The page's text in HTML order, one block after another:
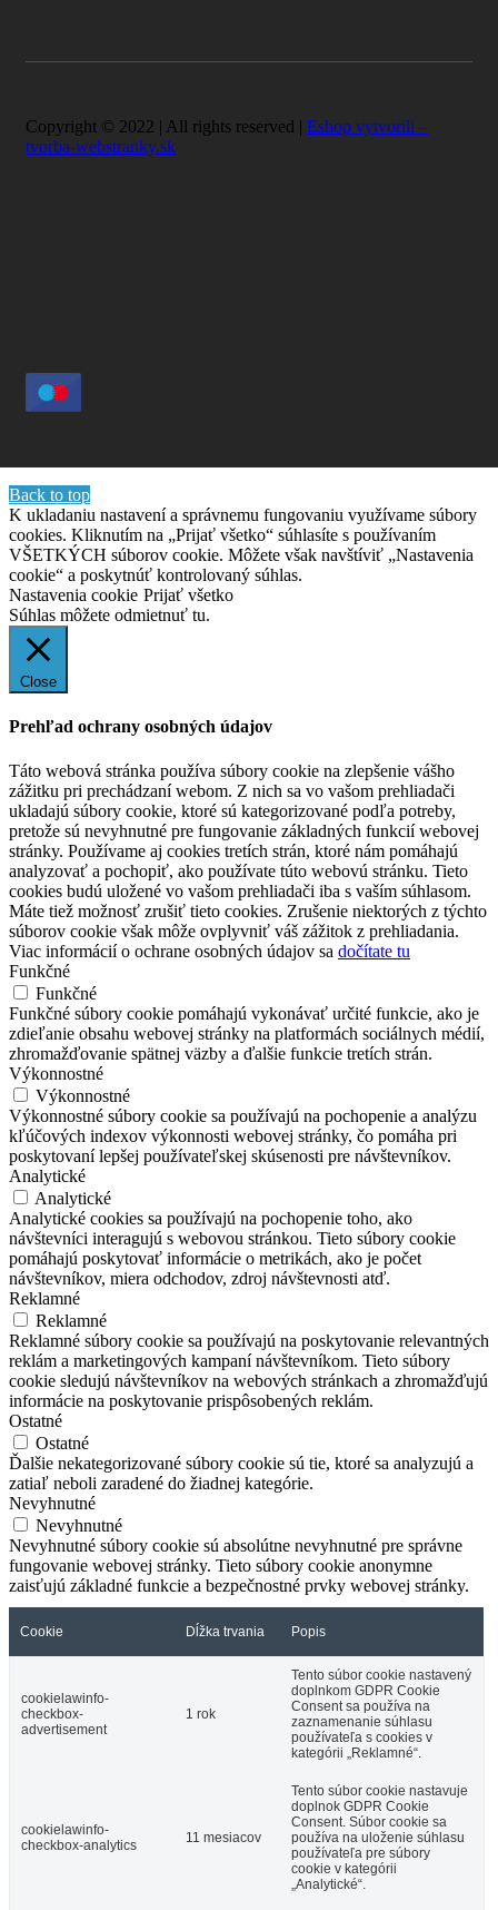
Copyright © 2022 | All rights reserved | Eshop vytvorili –
tvorba-webstranky.sk
Back to top
K ukladaniu nastavení a správnemu fungovaniu využívame súbory
cookies. Kliknutím na „Prijať všetko“ súhlasíte s používaním
VŠETKÝCH súborov cookie. Môžete však navštíviť „Nastavenia
cookie“ a poskytnúť kontrolovaný súhlas.
Nastavenia cookie Prijať všetko
Súhlas môžete odmietnuť tu.
Close
Prehľad ochrany osobných údajov
Táto webová stránka používa súbory cookie na zlepšenie vášho
zážitku pri prechádzaní webom. Z nich sa vo vašom prehliadači
ukladajú súbory cookie, ktoré sú kategorizované podľa potreby,
pretože sú nevyhnutné pre fungovanie základných funkcií webovej
stránky. Používame aj cookies tretích strán, ktoré nám pomáhajú
analyzovať a pochopiť, ako používate túto webovú stránku. Tieto
cookies budú uložené vo vašom prehliadači iba s vaším súhlasom.
Máte tiež možnosť zrušiť tieto cookies. Zrušenie niektorých z týchto
súborov cookie však môže ovplyvniť váš zážitok z prehliadania.
Viac informácií o ochrane osobných údajov sa dočítate tu
Funkčné
Funkčné
Funkčné súbory cookie pomáhajú vykonávať určité funkcie, ako je
zdieľanie obsahu webovej stránky na platformách sociálnych médií,
zhromažďovanie spätnej väzby a ďalšie funkcie tretích strán.
Výkonnostné
Výkonnostné
Výkonnostné súbory cookie sa používajú na pochopenie a analýzu
kľúčových indexov výkonnosti webovej stránky, čo pomáha pri
poskytovaní lepšej používateľskej skúsenosti pre návštevníkov.
Analytické
Analytické
Analytické cookies sa používajú na pochopenie toho, ako
návštevníci interagujú s webovou stránkou. Tieto súbory cookie
pomáhajú poskytovať informácie o metrikách, ako je počet
návštevníkov, miera odchodov, zdroj návštevnosti atď.
Reklamné
Reklamné
Reklamné súbory cookie sa používajú na poskytovanie relevantných
reklám a marketingových kampaní návštevníkom. Tieto súbory
cookie sledujú návštevníkov na webových stránkach a zhromažďujú
informácie na poskytovanie prispôsobených reklám.
Ostatné
Ostatné
Ďalšie nekategorizované súbory cookie sú tie, ktoré sa analyzujú a
zatiaľ neboli zaradené do žiadnej kategórie.
Nevyhnutné
Nevyhnutné
Nevyhnutné súbory cookie sú absolútne nevyhnutné pre správne
fungovanie webovej stránky. Tieto súbory cookie anonymne
zaisťujú základné funkcie a bezpečnostné prvky webovej stránky.
Cookie Dĺžka trvania Popis
cookielawinfo-
checkbox-
advertisement
1 rok
Tento súbor cookie nastavený
doplnkom GDPR Cookie
Consent sa používa na
zaznamenanie súhlasu
používateľa s cookies v
kategórii „Reklamné“.
cookielawinfo-
checkbox-analytics
11 mesiacov
Tento súbor cookie nastavuje
doplnok GDPR Cookie
Consent. Súbor cookie sa
používa na uloženie súhlasu
používateľa pre súbory
cookie v kategórii
„Analytické“.